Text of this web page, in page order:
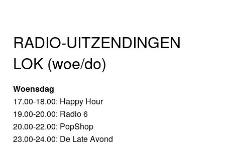
RADIO-UITZENDINGEN
LOK (woe/do)
Woensdag
17.00-18.00: Happy Hour
19.00-20.00: Radio 6
20.00-22.00: PopShop
23.00-24.00: De Late Avond